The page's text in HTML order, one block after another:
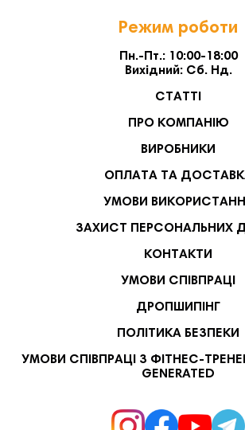
Режим роботи
Пн.-Пт.: 10:00-18:00
Вихідний: Сб. Нд.
СТАТТІ
ПРО КОМПАНІЮ
ВИРОБНИКИ
ОПЛАТА ТА
УМОВИ
ЗАХИСТ ПЕРСОНАЛЬНИХ
КОНТАКТИ
УМОВИ СПІВПРАЦІ
ДРОПШИПІНГ
ПОЛІТИКА БЕЗПЕКИ
УМОВИ СПІВПРАЦІ З ФІТНЕС-
GENERATED